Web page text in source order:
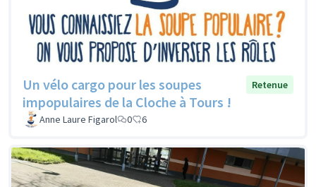
Un vélo cargo pour les soupes
impopulaires de la Cloche à Tours !
Retenue
Anne Laure Figarol 0 6